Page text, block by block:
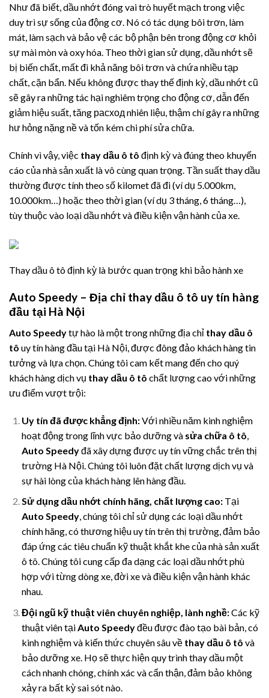
Như đã biết, dầu nhớt đóng vai trò huyết mạch trong việc
duy trì sự sống của động cơ. Nó có tác dụng bôi trơn, làm
mát, làm sạch và bảo vệ các bộ phận bên trong động cơ khỏi
sự mài mòn và oxy hóa. Theo thời gian sử dụng, dầu nhớt sẽ
bị biến chất, mất đi khả năng bôi trơn và chứa nhiều tạp
chất, cặn bẩn. Nếu không được thay thế định kỳ, dầu nhớt cũ
sẽ gây ra những tác hại nghiêm trọng cho động cơ, dẫn đến
giảm hiệu suất, tăng расход nhiên liệu, thậm chí gây ra những
hư hỏng nặng nề và tốn kém chi phí sửa chữa.
Chính vì vậy, việc thay dầu ô tô định kỳ và đúng theo khuyến
cáo của nhà sản xuất là vô cùng quan trọng. Tần suất thay dầu
thường được tính theo số kilomet đã đi (ví dụ 5.000km,
10.000km…) hoặc theo thời gian (ví dụ 3 tháng, 6 tháng…),
tùy thuộc vào loại dầu nhớt và điều kiện vận hành của xe.
Thay dầu ô tô định kỳ là bước quan trọng khi bảo hành xe
Auto Speedy – Địa chỉ thay dầu ô tô uy tín hàng
đầu tại Hà Nội
Auto Speedytự hào là một trong những địa chỉ thay dầu ô
tô uy tín hàng đầu tại Hà Nội, được đông đảo khách hàng tin
tưởng và lựa chọn. Chúng tôi cam kết mang đến cho quý
khách hàng dịch vụ thay dầu ô tô chất lượng cao với những
ưu điểm vượt trội:
Uy tín đã được khẳng định:Với nhiều năm kinh nghiệm
hoạt động trong lĩnh vực bảo dưỡng và sửa chữa ô tô
Auto Speedyđã xây dựng được uy tín vững chắc trên thị
trường Hà Nội. Chúng tôi luôn đặt chất lượng dịch vụ và
sự hài lòng của khách hàng lên hàng đầu.
Sử dụng dầu nhớt chính hãng, chất lượng cao:Tại
Auto Speedy, chúng tôi chỉ sử dụng các loại dầu nhớt
chính hãng, có thương hiệu uy tín trên thị trường, đảm bảo
đáp ứng các tiêu chuẩn kỹ thuật khắt khe của nhà sản xuất
ô tô. Chúng tôi cung cấp đa dạng các loại dầu nhớt phù
hợp với từng dòng xe, đời xe và điều kiện vận hành khác
nhau.
Đội ngũ kỹ thuật viên chuyên nghiệp, lành nghề:Các kỹ
thuật viên tại Auto Speedyđều được đào tạo bài bản, có
kinh nghiệm và kiến thức chuyên sâu về thay dầu ô tô và
bảo dưỡng xe. Họ sẽ thực hiện quy trình thay dầu một
cách nhanh chóng, chính xác và cẩn thận, đảm bảo không
xảy ra bất kỳ sai sót nào.